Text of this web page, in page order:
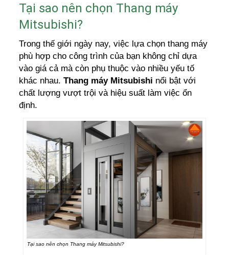
Tại sao nên chọn Thang máy
Mitsubishi?
Trong thế giới ngày nay, việc lựa chọn thang máy
phù hợp cho công trình của bạn không chỉ dựa
vào giá cả mà còn phụ thuộc vào nhiều yếu tố
khác nhau. Thang máy Mitsubishi nổi bật với
chất lượng vượt trội và hiệu suất làm việc ổn
định.
Tại sao nên chọn Thang máy Mitsubishi?